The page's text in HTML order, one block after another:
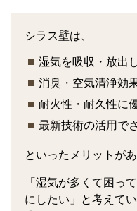
シラス壁は、
湿気を吸収・放出
消臭・空気清浄効
耐火性・耐久性に
最新技術の活用で
といったメリットがあ
「湿気が多くて困っ
にしたい」と考えて